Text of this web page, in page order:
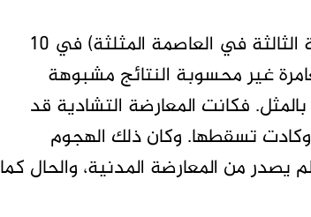
فغزت حركة “العدل والمساواة” مدينة أم درمان (المدينة الثالثة في العاصمة المثلثة) في 10
مغامرة غير محسوبة النتائج مشبوهة
فكانت المعارضة التشادية قد
تسقطها. وكان ذلك الهجوم
من المعارضة المدنية، والحال كما